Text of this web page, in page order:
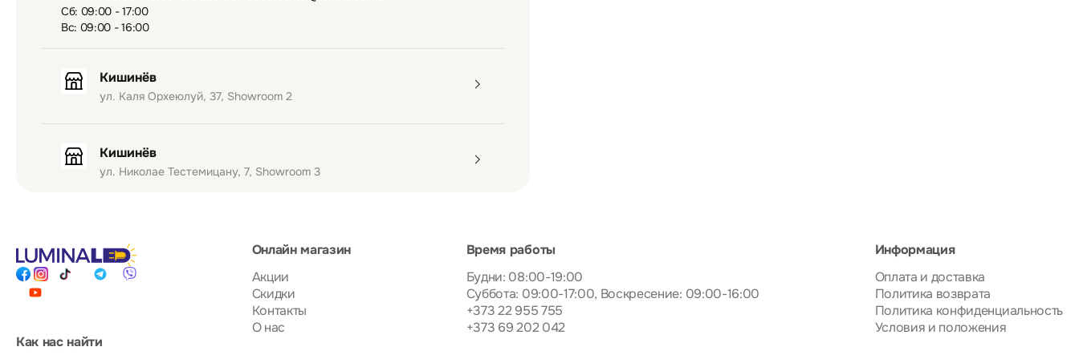
Сб: 09:00 - 17:00
Вс: 09:00 - 16:00
Кишинёв
ул. Каля Орхеюлуй, 37, Showroom 2
Кишинёв
ул. Николае Тестемицану, 7, Showroom 3
Онлайн магазин
Акции
Скидки
Контакты
О нас
Время работы
Будни: 08:00-19:00
Суббота: 09:00-17:00, Воскресение: 09:00-16:00
+373 22 955 755
+373 69 202 042
Информация
Оплата и доставка
Политика возврата
Политика конфиденциальность
Условия и положения
Как нас найти